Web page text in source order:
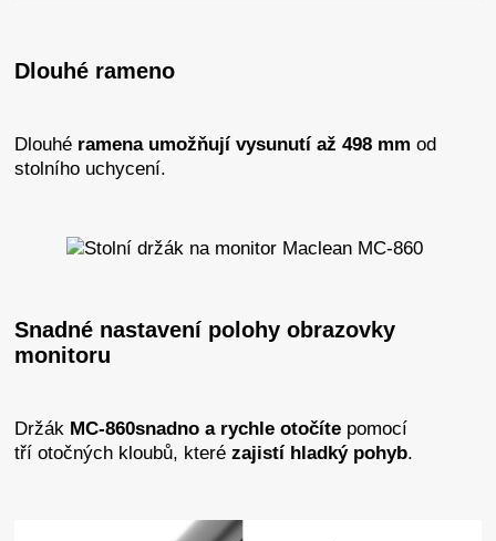
Dlouhé rameno
Dlouhé ramena umožňují vysunutí až 498 mmod
stolního uchycení.
Snadné nastavení polohy obrazovky
monitoru
Držák MC-860snadnoa rychle otočíte pomocí
tří otočných kloubů, kterézajistí hladký pohyb.